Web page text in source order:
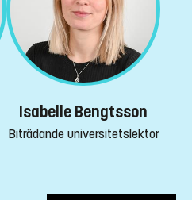
Isabelle Bengtsson
Biträdande universitetslektor